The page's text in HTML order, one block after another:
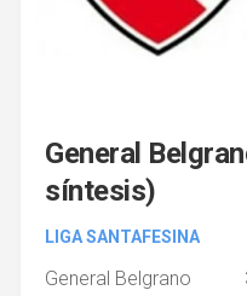
General
síntesis)
LIGA SANTAFESINA
General